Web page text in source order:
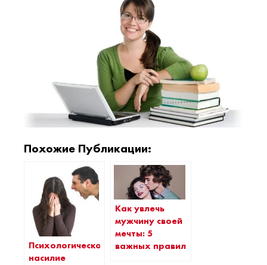
Похожие Публикации:
Психологическое
насилие
Как увлечь
мужчину своей
мечты: 5
важных правил